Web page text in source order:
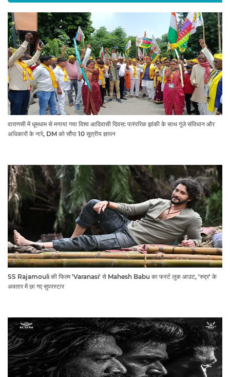
वाराणसी में धूमधाम से मनाया गया विश्व आदिवासी दिवस: पारंपरिक झांकी के साथ गूंजे संविधान और
अधिकारों के नारे, DM को सौंपा 10 सूत्रीय ज्ञापन
SS Rajamouli की फिल्म 'Varanasi' से Mahesh Babu का फर्स्ट लुक आउट, 'रुद्र' के
अवतार में छा गए सुपरस्टार